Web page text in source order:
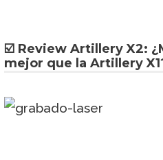
☑️ Review Artillery X2:
mejor que la Artillery